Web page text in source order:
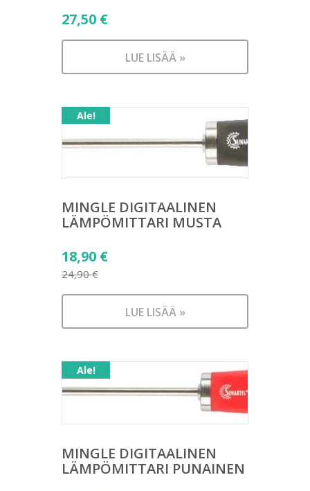
27,50 €
LUE LISÄÄ »
Ale!
MINGLE DIGITAALINEN
LÄMPÖMITTARI MUSTA
24,90€
Alkuperäinen
hinta
oli:
18,90 €
Nykyinen
on:
LUE LISÄÄ »
Ale!
MINGLE DIGITAALINEN
LÄMPÖMITTARI PUNAINEN